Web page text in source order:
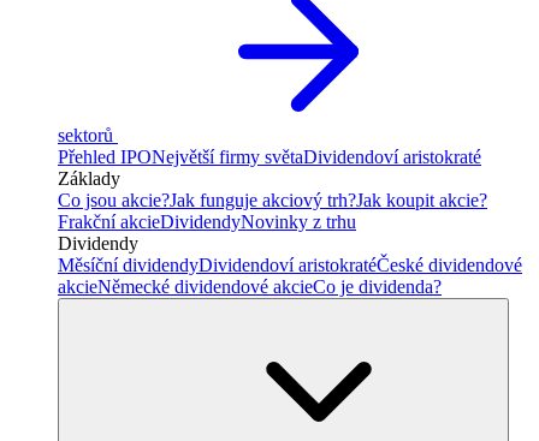
sektorů
Přehled IPONejvětší firmy světaDividendoví aristokraté
Základy
Co jsou akcie?Jak funguje akciový trh?Jak koupit akcie?
Frakční akcieDividendyNovinky z trhu
Dividendy
Měsíční dividendyDividendoví aristokratéČeské dividendové
akcieNěmecké dividendové akcieCo je dividenda?